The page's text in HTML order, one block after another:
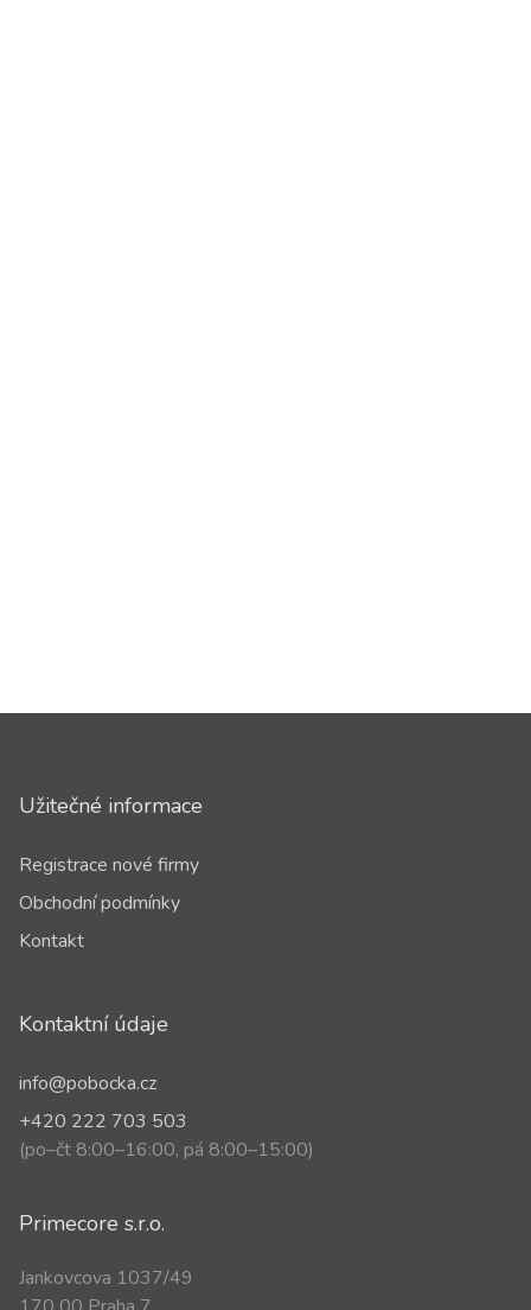
Užitečné informace
Registrace nové firmy
Obchodní podmínky
Kontakt
Kontaktní údaje
info@pobocka.cz
+420 222 703 503
(po–čt 8:00–16:00, pá 8:00–15:00)
Primecore s.r.o.
Jankovcova 1037/49